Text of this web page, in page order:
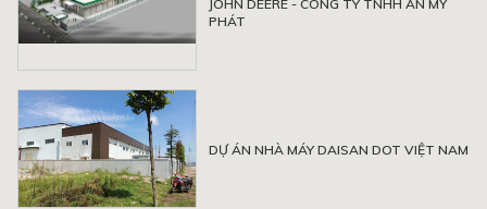
JOHN DEERE - CÔNG TY TNHH AN MỸ
PHÁT
DỰ ÁN NHÀ MÁY DAISAN DOT VIỆT NAM